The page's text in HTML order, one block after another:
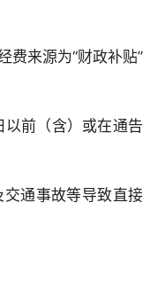
费来源为“财政补贴”
前（含）或在通告
通事故等导致直接